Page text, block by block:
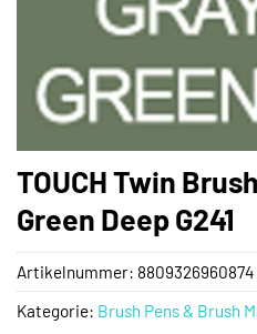
TOUCH Twin
Green Deep G241
Artikelnummer: 8809326960874
Kategorie: Brush Pens & Brush